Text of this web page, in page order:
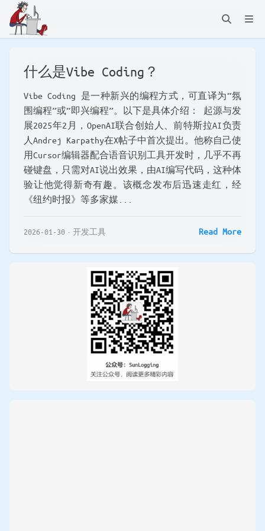
什么是Vibe Coding？
Vibe Coding 是一种新兴的编程方式，可直译为“氛
围编程”或“即兴编程”。以下是具体介绍： 起源与发
展2025年2月，OpenAI联合创始人、前特斯拉AI负责
人Andrej Karpathy在X帖子中首次提出。他称自己使
用Cursor编辑器配合语音识别工具开发时，几乎不再
碰键盘，只需对AI说出效果，由AI编写代码，这种体
验让他觉得新奇有趣。该概念发布后迅速走红，经
《纽约时报》等多家媒...
2026-01-30 开发工具 Read More